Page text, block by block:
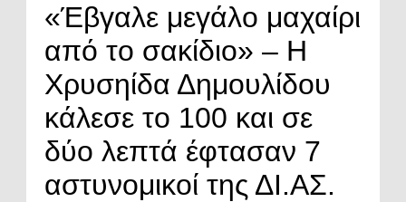
«Έβγαλε μεγάλο μαχαίρι
από το σακίδιο» – Η
Χρυσηίδα Δημουλίδου
κάλεσε το 100 και σε
δύο λεπτά έφτασαν 7
αστυνομικοί της ΔΙ.ΑΣ.